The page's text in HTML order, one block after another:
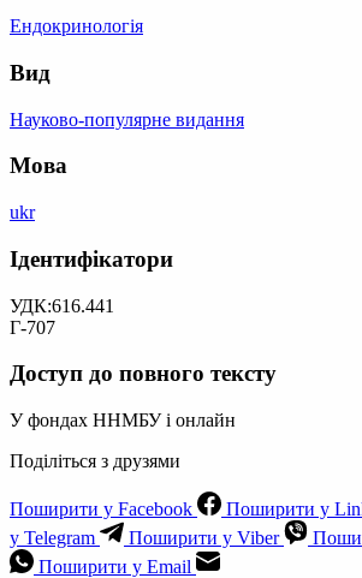
Ендокринологія
Вид
Науково-популярне видання
Мова
ukr
Ідентифікатори
УДК:616.441
Г-707
Доступ до повного тексту
У фондах ННМБУ і онлайн
Поділіться з друзями
Поширити у Facebook Поширити у
у Telegram
Поширити у Viber
Поширити у Email